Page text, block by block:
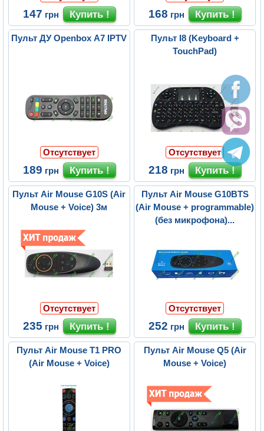
147 грн 168 грн
Пульт ДУ Openbox A7 IPTV
Отсутствует
189 грн
Пульт I8 (Keyboard +
TouchPad)
Отсутствует
218 грн
Пульт Air Mouse G10S (Air
Mouse + Voice) 3м
Отсутствует
235 грн
Пульт Air Mouse G10BTS
(Air Mouse + programmable)
(без микрофона)...
Отсутствует
252 грн
Пульт Air Mouse T1 PRO
(Air Mouse + Voice)
Пульт Air Mouse Q5 (Air
Mouse + Voice)